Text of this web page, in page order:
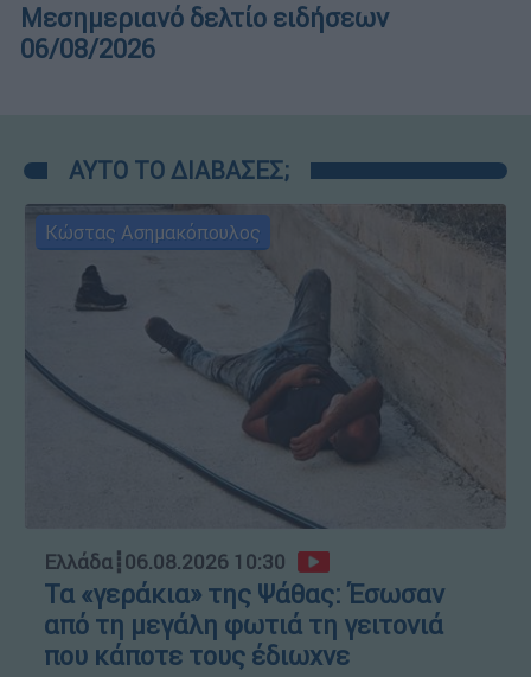
Μεσημεριανό δελτίο ειδήσεων
06/08/2026
ΑΥΤΟ ΤΟ ΔΙΑΒΑΣΕΣ;
Κώστας Ασημακόπουλος
Ελλάδα┋06.08.2026 10:30
Τα «γεράκια» της Ψάθας: Έσωσαν
από τη μεγάλη φωτιά τη γειτονιά
που κάποτε τους έδιωχνε